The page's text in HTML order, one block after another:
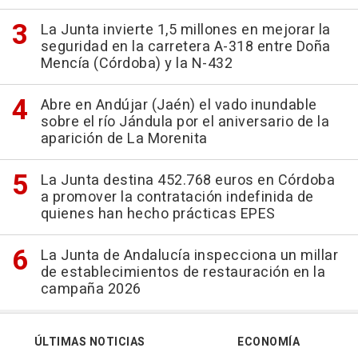
La Junta invierte 1,5 millones en mejorar la
seguridad en la carretera A-318 entre Doña
Mencía (Córdoba) y la N-432
Abre en Andújar (Jaén) el vado inundable
sobre el río Jándula por el aniversario de la
aparición de La Morenita
La Junta destina 452.768 euros en Córdoba
a promover la contratación indefinida de
quienes han hecho prácticas EPES
La Junta de Andalucía inspecciona un millar
de establecimientos de restauración en la
campaña 2026
ÚLTIMAS NOTICIAS
ECONOMÍA